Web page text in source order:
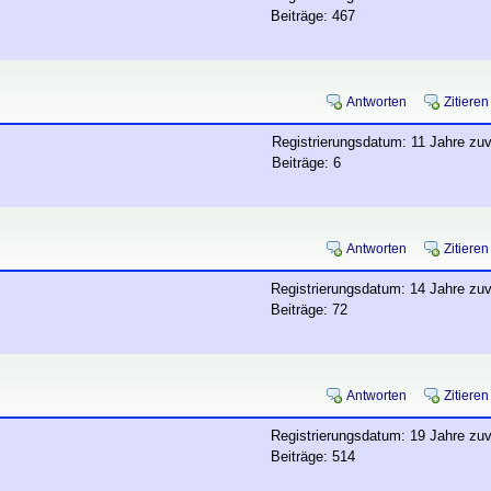
Beiträge: 467
Antworten Zitieren
Registrierungsdatum: 11 Jahre
Beiträge: 6
Antworten Zitieren
Registrierungsdatum: 14 Jahre
Beiträge: 72
Antworten Zitieren
Registrierungsdatum: 19 Jahre
Beiträge: 514